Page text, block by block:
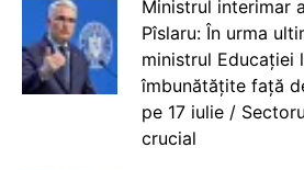
Ministrul interimar
Pîslaru: În urma
ministrul Educației
îmbunătățite față
pe 17 iulie /
crucial